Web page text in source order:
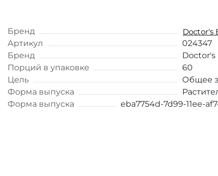
Бренд
Doctor's
Артикул
024347
Бренд
Doctor's
Порций в упаковке
60
Цель
Общее
Форма выпуска
Форма выпуска
eba7754d-7d99-11ee-